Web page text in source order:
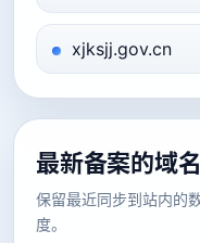
xjksjj.gov.cn
最新备案的域名
保留最近同步到站内的
度。